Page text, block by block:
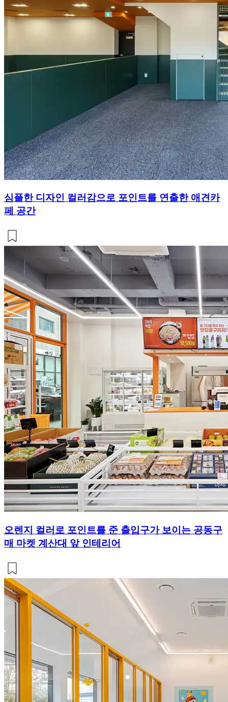
심플한 디자인 컬러감으로 포인트를 연출한 애견카
페 공간
오렌지 컬러로 포인트를 준 출입구가 보이는 공동구
매 마켓 계산대 앞 인테리어